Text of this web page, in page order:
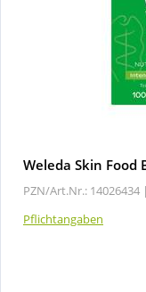
Weleda Skin Food
PZN/Art.Nr.: 14026434 |
Pflichtangaben